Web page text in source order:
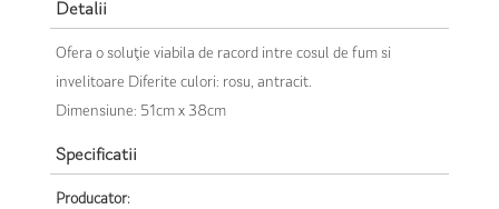
Detalii
Ofera o soluţie viabila de racord intre cosul de fum si
invelitoare Diferite culori: rosu, antracit.
Dimensiune: 51cm x 38cm
Specificatii
Producator: